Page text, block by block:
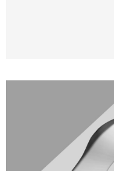
Modelatge i